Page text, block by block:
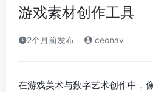
游戏素材创作工具
2个月前发布 ceonav
在游戏美术与数字艺术创作中，